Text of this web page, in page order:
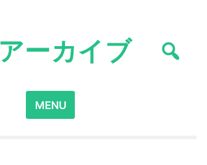
ーカイブ
Search
for:
MENU